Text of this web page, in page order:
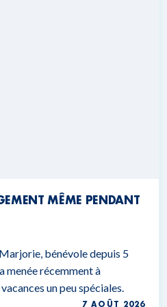
MÊME PENDANT
bénévole depuis 5
menée récemment à
un peu spéciales.
7 AOÛT 2026